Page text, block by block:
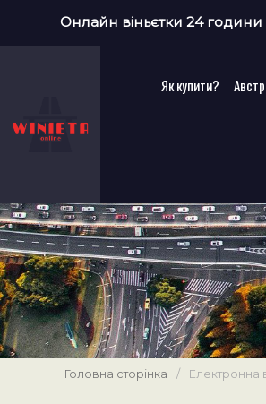
Онлайн віньєтки 24 години
Як купити?
Головна сторінка / Електронна